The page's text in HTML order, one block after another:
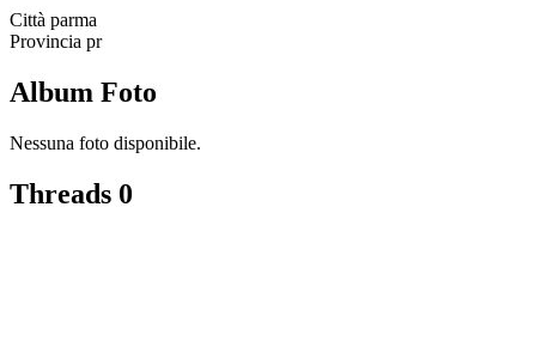
Città parma
Provincia pr
Album Foto
Nessuna foto disponibile.
Threads 0